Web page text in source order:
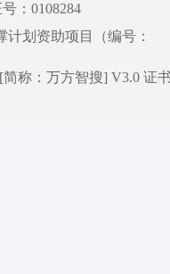
：0108284
划资助项目（编号：
称：万方智搜] V3.0 证